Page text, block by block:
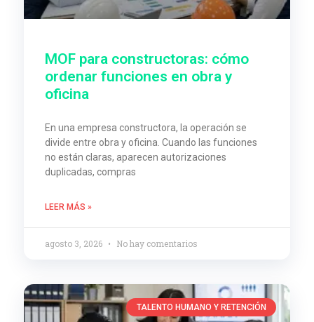
MOF para constructoras: cómo
ordenar funciones en obra y
oficina
En una empresa constructora, la operación se
divide entre obra y oficina. Cuando las funciones
no están claras, aparecen autorizaciones
duplicadas, compras
LEER MÁS »
agosto 3, 2026 No hay comentarios
TALENTO HUMANO Y RETENCIÓN